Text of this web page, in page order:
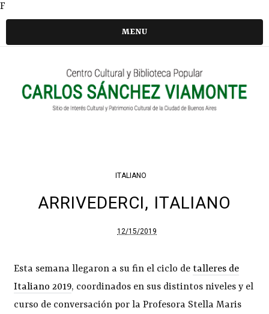
F
MENU
ITALIANO
ARRIVEDERCI, ITALIANO
12/15/2019
Esta semana llegaron a su fin el ciclo de talleres de
Italiano 2019, coordinados en sus distintos niveles y el
curso de conversación por la Profesora Stella Maris